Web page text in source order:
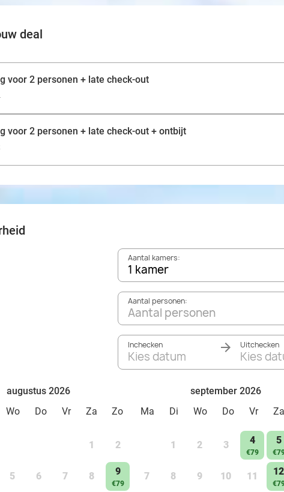
het historisch centrum van Leuven.
gotische stadhuis, de Sint-
deal
voor 2 personen + late check-out
voor 2 personen + late check-out + ontbijt
Aantal kamers:
1 kamer
Aantal personen:
Aantal personen
Inchecken
Kies datum
Uitchecken
Kies
augustus 2026
Wo Do Vr Za Zo
1 2
5 6 7 8 9
€79
september 2026
Ma
Di Wo Do Vr Za
1 2 3 4
€79
5
7 8 9 10 11 12